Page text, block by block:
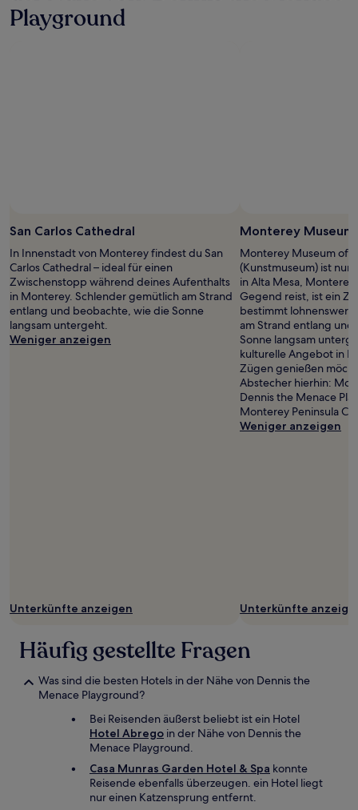
Playground
San Carlos Cathedral
In Innenstadt von Monterey findest du San
Carlos Cathedral – ideal für einen
Zwischenstopp während deines Aufenthalts
in Monterey. Schlender gemütlich am Strand
entlang und beobachte, wie die Sonne
langsam untergeht.
Weniger anzeigen
Unterkünfte anzeigen
Monterey
Monterey Museum of
(Kunstmuseum) ist nur
in Alta Mesa,
Gegend reist, ist ein
bestimmt
am Strand entlang
Sonne langsam
kulturelle Angebot in
Zügen genießen
Abstecher hierhin:
Dennis the Menace
Monterey Peninsula
Weniger anzeigen
Unterkünfte
Häufig gestellte Fragen
Was sind die besten Hotels in der Nähe von Dennis the
Menace Playground?
Bei Reisenden äußerst beliebt ist ein Hotel
Hotel Abrego in der Nähe von Dennis the
Menace Playground.
Casa Munras Garden Hotel & Spa konnte
Reisende ebenfalls überzeugen. ein Hotel liegt
nur einen Katzensprung entfernt.